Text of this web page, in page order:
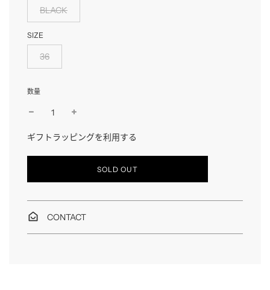
BLACK
SIZE
36
数量
ギフトラッピングを利用する
読
み
SOLD OUT
CONTACT